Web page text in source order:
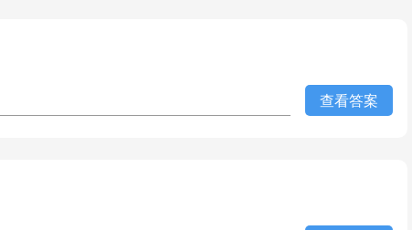
查看答案